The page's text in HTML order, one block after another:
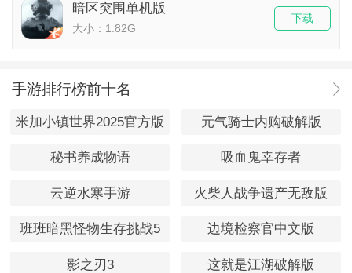
暗区突围单机版
大小：1.82G
下载
手游排行榜前十名
米加小镇世界2025官方版 元气骑士内购破解版
秘书养成物语 吸血鬼幸存者
云逆水寒手游 火柴人战争遗产无敌版
班班暗黑怪物生存挑战5 边境检察官中文版
影之刃3 这就是江湖破解版